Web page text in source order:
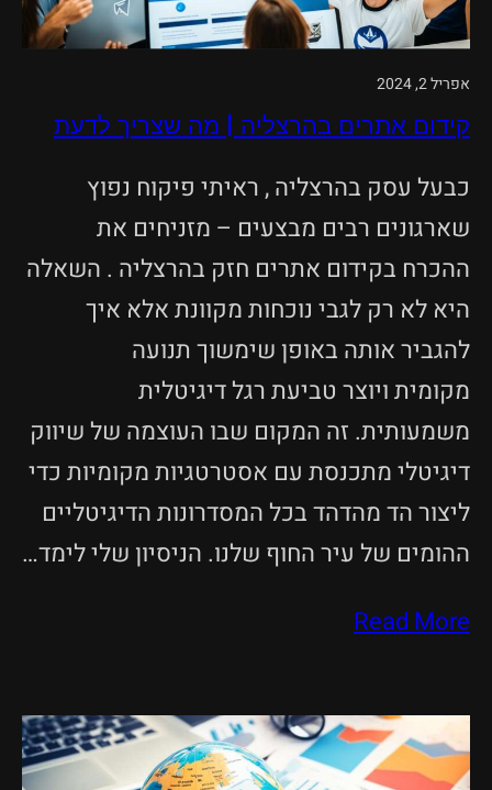
אפריל 2, 2024
קידום אתרים בהרצליה | מה שצריך לדעת
כבעל עסק בהרצליה , ראיתי פיקוח נפוץ
שארגונים רבים מבצעים – מזניחים את
ההכרח בקידום אתרים חזק בהרצליה . השאלה
היא לא רק לגבי נוכחות מקוונת אלא איך
להגביר אותה באופן שימשוך תנועה
מקומית ויוצר טביעת רגל דיגיטלית
משמעותית. זה המקום שבו העוצמה של שיווק
דיגיטלי מתכנסת עם אסטרטגיות מקומיות כדי
ליצור הד מהדהד בכל המסדרונות הדיגיטליים
ההומים של עיר החוף שלנו. הניסיון שלי לימד…
Read More